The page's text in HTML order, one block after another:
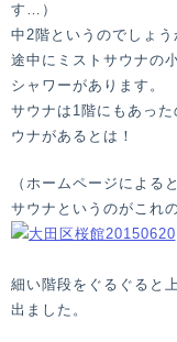
す…）
中2階というのでしょう
途中にミストサウナの
シャワーがあります。
サウナは1階にもあっ
ウナがあるとは！
（ホームページによる
サウナというのがこれ
細い階段をぐるぐると
出ました。